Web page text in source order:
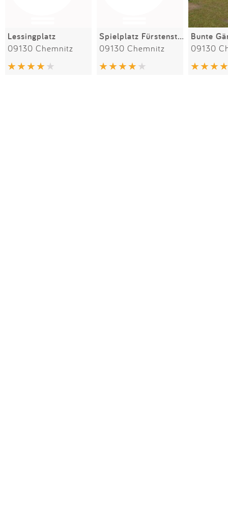
Lessingplatz
09130 Chemnitz
Spielplatz Fürstenstraße
09130 Chemnitz
Bunte
09130